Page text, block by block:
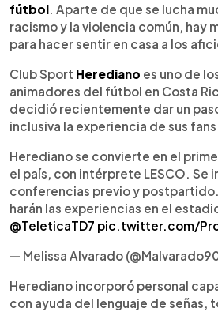
fútbol. Aparte de que se lucha
racismo y la violencia común, hay
para hacer sentir en casa a los
Club Sport Herediano es uno de
animadores del fútbol en Costa
decidió recientemente dar un
inclusiva la experiencia de sus
Herediano se convierte en el
el país, con intérprete LESCO. Se
conferencias previo y
harán las experiencias en el
@TeleticaTD7 pic.twitter.com/
— Melissa Alvarado
Herediano incorporó personal
con ayuda del lenguaje de señas,